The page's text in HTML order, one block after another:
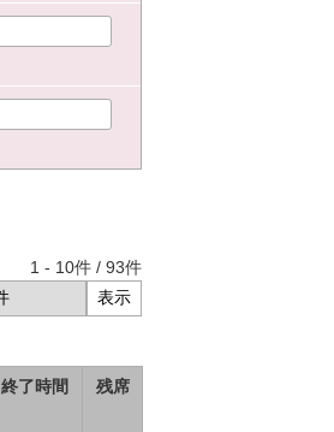
1 - 10件 / 93件
終了時間 残席